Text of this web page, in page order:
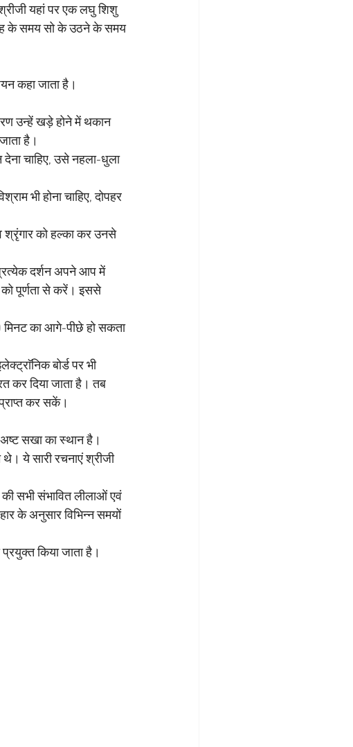
यहां पर एक लघु शिशु
के समय सो के उठने के समय
कहा जाता है।
उन्हें खड़े होने में थकान
है।
चाहिए, उसे नहला-धुला
भी होना चाहिए, दोपहर
श्रृंगार को हल्का कर उनसे
प्रत्येक दर्शन अपने आप में
को पूर्णता से करें। इससे
मिनट का आगे-पीछे हो सकता
बोर्ड पर भी
कर दिया जाता है। तब
कर सकें।
अष्ट सखा का स्थान है।
ये सारी रचनाएं श्रीजी
सभी संभावित लीलाओं एवं
के अनुसार विभिन्न समयों
किया जाता है।